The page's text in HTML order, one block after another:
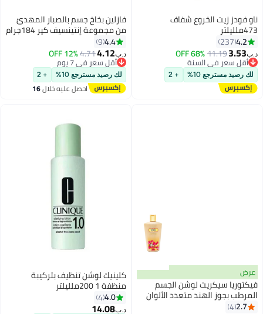
ناو فودز زيت الخروع شفاف
473ملليلتر
4.2
237
د.ب‏3.53
11.19
68% OFF
أقل سعر في السنة
أقل سعر في السنة
لك رصيد مسترجع 10% + 2
فازلين بخاخ جسم بالصبار المهدئ
من مجموعة إنتينسيف كير 184جرام
4.4
9
د.ب‏4.12
4.71
12% OFF
أقل سعر في 7 يوم
أقل سعر في 7 يوم
لك رصيد مسترجع 10% + 2
احصل عليه خلال16
عرض
فيكتوريا سيكريت لوشن الجسم
المرطب بجوز الهند متعدد الألوان
250ملليلتر2.7
4
كلينيك لوشن تنظيف بتركيبة
منظفة 1 200ملليلتر
4.0
4
د.ب‏14.08